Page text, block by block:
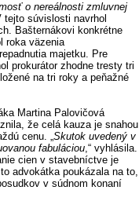
o nereálnosti zmluvnej
tejto súvislosti navrhol
Bašternákovi konkrétne
roka väzenia
majetku. Pre
prokurátor zhodne tresty tri
na tri roky a peňažné
Martina Palovičová
že celá kauza je snahou
cenu. „Skutok uvedený v
fabuláciou,“ vyhlásila.
cien v stavebníctve je
advokátka poukázala na to,
v súdnom konaní